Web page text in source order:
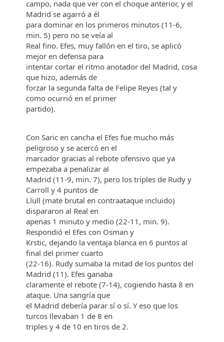
campo, nada que ver con el choque anterior, y el
Madrid se agarró a él
para dominar en los primeros minutos (11-6,
min. 5) pero no se veía al
Real fino. Efes, muy fallón en el tiro, se aplicó
mejor en defensa para
intentar cortar el ritmo anotador del Madrid, cosa
que hizo, además de
forzar la segunda falta de Felipe Reyes (tal y
como ocurrió en el primer
partido).
Con Saric en cancha el Efes fue mucho más
peligroso y se acercó en el
marcador gracias al rebote ofensivo que ya
empezaba a penalizar al
Madrid (11-9, min. 7), pero los triples de Rudy y
Carroll y 4 puntos de
Llull (mate brutal en contraataque incluido)
dispararon al Real en
apenas 1 minuto y medio (22-11, min. 9).
Respondió el Efes con Osman y
Krstic, dejando la ventaja blanca en 6 puntos al
final del primer cuarto
(22-16). Rudy sumaba la mitad de los puntos del
Madrid (11). Efes ganaba
claramente el rebote (7-14), cogiendo hasta 8 en
ataque. Una sangría que
el Madrid debería parar sí o sí. Y eso que los
turcos llevaban 1 de 8 en
triples y 4 de 10 en tiros de 2.